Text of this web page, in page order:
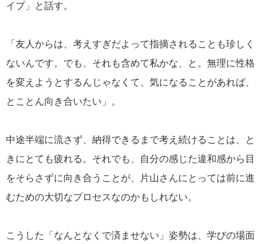
イプ」と話す。
「友人からは、考えすぎだよって指摘されることも珍しく
ないんです。でも、それも含めて私かな、と。無理に性格
を変えようとするんじゃなくて、気になることがあれば、
とことん向き合いたい」。
中途半端に流さず、納得できるまで考え続けることは、と
きにとても疲れる。それでも、自分の感じた違和感から目
をそらさずに向き合うことが、片山さんにとっては前に進
むための大切なプロセスなのかもしれない。
こうした「なんとなくで済ませない」姿勢は、学びの場面